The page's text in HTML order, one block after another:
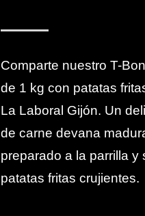
Comparte nuestro T-
de 1 kg con patatas
La Laboral Gijón. Un
de carne devana
preparado a la parrilla y
patatas fritas crujientes.